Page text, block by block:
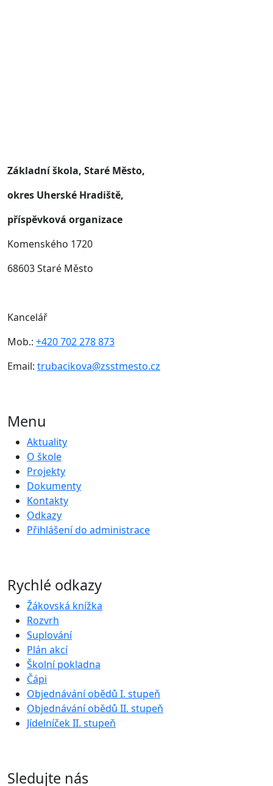
Základní škola, Staré Město,
okres Uherské Hradiště,
příspěvková organizace
Komenského 1720
68603 Staré Město
Kancelář
Mob.: +420 702 278 873
Email: trubacikova@zsstmesto.cz
Menu
Aktuality
O škole
Projekty
Dokumenty
Kontakty
Odkazy
Přihlášení do administrace
Rychlé odkazy
Žákovská knížka
Rozvrh
Suplování
Plán akcí
Školní pokladna
Čápi
Objednávání obědů I. stupeň
Objednávání obědů II. stupeň
Jídelníček II. stupeň
Sledujte nás